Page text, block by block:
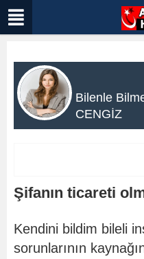
Bilenle
CENGİZ
Şifanın ticareti
Kendini bildim bileli
sorunlarının